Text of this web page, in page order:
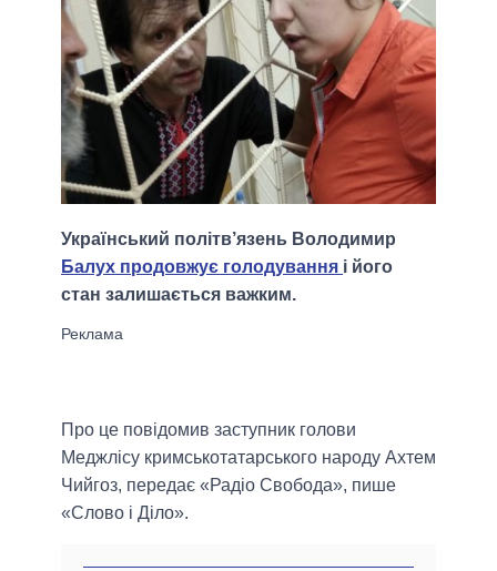
Український політв’язень Володимир
Балух продовжує голодування і його
стан залишається важким.
Про це повідомив заступник голови
Меджлісу кримськотатарського народу Ахтем
Чийгоз, передає «Радіо Свобода», пише
«Слово і Діло».